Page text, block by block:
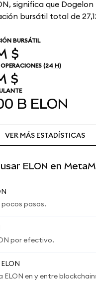
significa que
bursátil total de
BURSÁTIL
$
(24 H)
$
B ELON
VER MÁS ESTADÍSTICAS
ELON en
pocos pasos.
por efectivo.
ELON en y entre